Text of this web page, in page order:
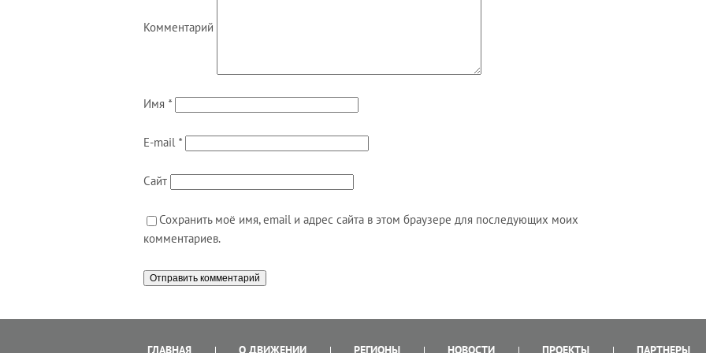
Комментарий
Имя *
E-mail *
Сайт
Сохранить моё имя, email и адрес сайта в этом браузере для последующих моих
комментариев.
ГЛАВНАЯ О ДВИЖЕНИИ РЕГИОНЫ НОВОСТИ ПРОЕКТЫ ПАРТНЕРЫ